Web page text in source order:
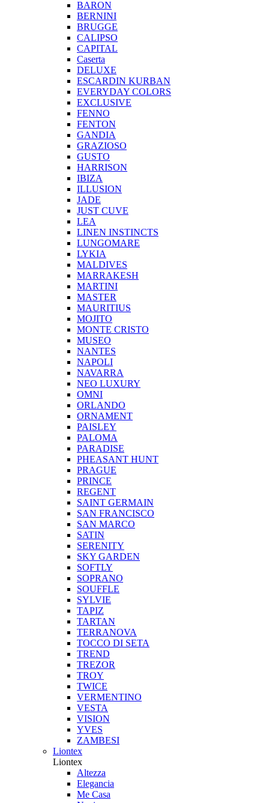
BARON
BERNINI
BRUGGE
CALIPSO
CAPITAL
Caserta
DELUXE
ESCARDIN KURBAN
EVERYDAY COLORS
EXCLUSIVE
FENNO
FENTON
GANDIA
GRAZIOSO
GUSTO
HARRISON
IBIZA
ILLUSION
JADE
JUST CUVE
LEA
LINEN INSTINCTS
LUNGOMARE
LYKIA
MALDIVES
MARRAKESH
MARTINI
MASTER
MAURITIUS
MOJITO
MONTE CRISTO
MUSEO
NANTES
NAPOLI
NAVARRA
NEO LUXURY
OMNI
ORLANDO
ORNAMENT
PAISLEY
PALOMA
PARADISE
PHEASANT HUNT
PRAGUE
PRINCE
REGENT
SAINT GERMAIN
SAN FRANCISCO
SAN MARCO
SATIN
SERENITY
SKY GARDEN
SOFTLY
SOPRANO
SOUFFLE
SYLVIE
TAPIZ
TARTAN
TERRANOVA
TOCCO DI SETA
TREND
TREZOR
TROY
TWICE
VERMENTINO
VESTA
VISION
YVES
ZAMBESI
Liontex
Liontex
Altezza
Elegancia
Me Casa